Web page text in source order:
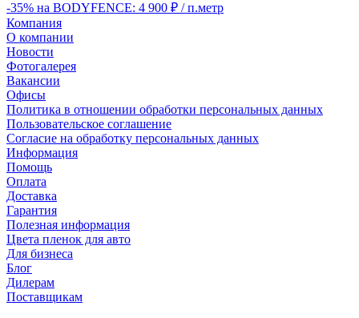
-35% на BODYFENCE: 4 900 ₽ / п.метр
Компания
О компании
Новости
Фотогалерея
Вакансии
Офисы
Политика в отношении обработки персональных данных
Пользовательское соглашение
Согласие на обработку персональных данных
Информация
Помощь
Оплата
Доставка
Гарантия
Полезная информация
Цвета пленок для авто
Для бизнеса
Блог
Дилерам
Поставщикам